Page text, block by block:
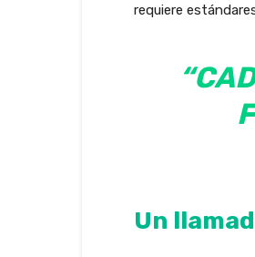
requiere
Un